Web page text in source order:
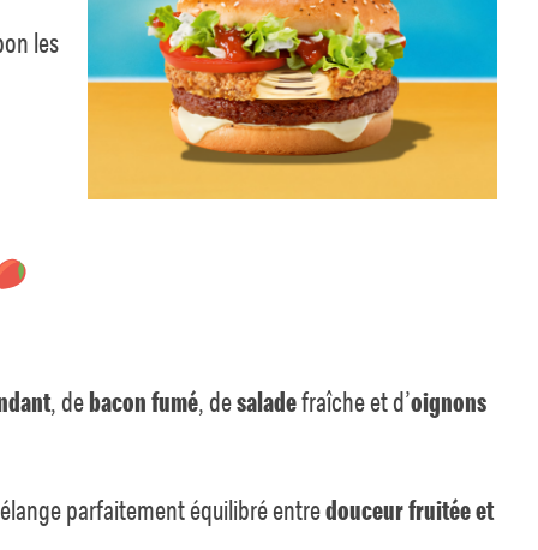
les
, debacon fumé, desaladefraîche et d’oignons
parfaitement équilibré entredouceur fruitée et